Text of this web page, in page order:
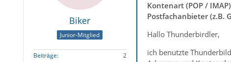
Biker
Junior-Mitglied
Beiträge
2
Kontenart (POP / IMAP)
Postfachanbieter (z.B.
Hallo Thunderbirdler,
ich benutzte